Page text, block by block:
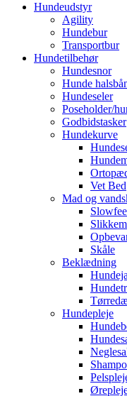
Hundeudstyr
Agility
Hundebur
Transportbur
Hundetilbehør
Hundesnor
Hunde
Hundeseler
Poseholder/
Godbidstasker
Hundekurve
Vet Bed
Mad og
Skåle
Beklædning
Hundepleje